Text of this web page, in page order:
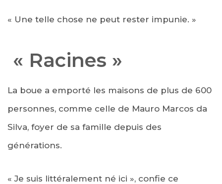
« Une telle chose ne peut rester impunie. »
« Racines »
La boue a emporté les maisons de plus de 600
personnes, comme celle de Mauro Marcos da
Silva, foyer de sa famille depuis des
générations.
« Je suis littéralement né ici », confie ce